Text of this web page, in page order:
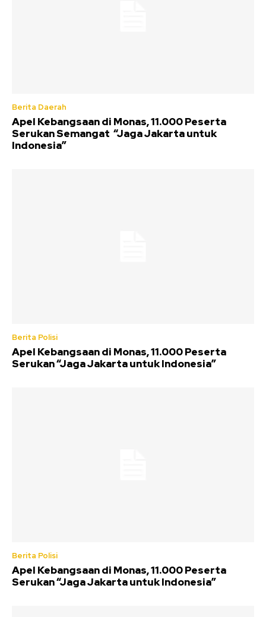
Berita Daerah
Apel Kebangsaan di Monas, 11.000 Peserta
Serukan Semangat “Jaga Jakarta untuk
Indonesia”
Berita Polisi
Apel Kebangsaan di Monas, 11.000 Peserta
Serukan “Jaga Jakarta untuk Indonesia”
Berita Polisi
Apel Kebangsaan di Monas, 11.000 Peserta
Serukan “Jaga Jakarta untuk Indonesia”